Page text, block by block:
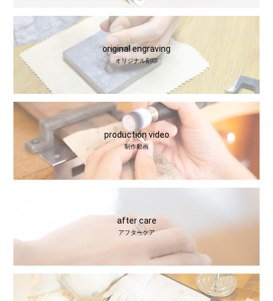
original engraving
オリジナル刻印
production video
制作動画
after care
アフターケア